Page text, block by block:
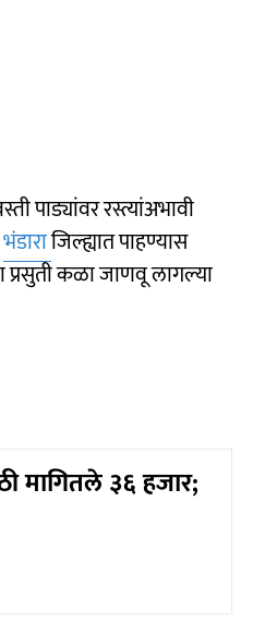
पाड्यांवर रस्त्यांअभावी
भंडाराजिल्ह्यात पाहण्यास
प्रसुती कळा जाणवू लागल्या
मागितले ३६ हजार;